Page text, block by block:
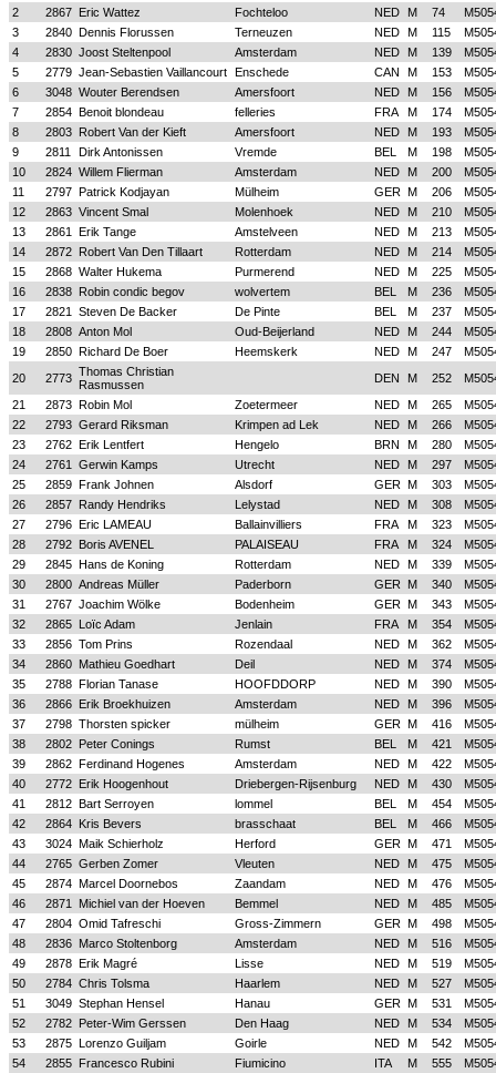
2
2867 Eric Wattez Fochteloo NED M 74
3
2840 Dennis Florussen Terneuzen NED M 115
4
2830 Joost Steltenpool Amsterdam NED M 139
5
2779 Jean-Sebastien Vaillancourt Enschede CAN M 153
6
3048 Wouter Berendsen Amersfoort NED M 156
7
2854 Benoit blondeau felleries FRA M 174
8
2803 Robert Van der Kieft Amersfoort NED M 193
9
2811 Dirk Antonissen Vremde BEL M 198
10
2824 Willem Flierman Amsterdam NED M 200
11
2797 Patrick Kodjayan Mülheim GER M 206
12
2863 Vincent Smal Molenhoek NED M 210
13
2861 Erik Tange Amstelveen NED M 213
14
2872 Robert Van Den Tillaart Rotterdam NED M 214
15
2868 Walter Hukema Purmerend NED M 225
16
2838 Robin condic begov wolvertem BEL M 236
17
2821 Steven De Backer De Pinte BEL M 237
18
2808 Anton Mol Oud-Beijerland NED M 244
19
2850 Richard De Boer Heemskerk NED M 247
20
2773 Thomas Christian
Rasmussen
DEN M 252
21
2873 Robin Mol Zoetermeer NED M 265
22
2793 Gerard Riksman Krimpen ad Lek NED M 266
23
2762 Erik Lentfert Hengelo BRN M 280
24
2761 Gerwin Kamps Utrecht NED M 297
25
2859 Frank Johnen Alsdorf GER M 303
26
2857 Randy Hendriks Lelystad NED M 308
27
2796 Eric LAMEAU Ballainvilliers FRA M 323
28
2792 Boris AVENEL PALAISEAU FRA M 324
29
2845 Hans de Koning Rotterdam NED M 339
30
2800 Andreas Müller Paderborn GER M 340
31
2767 Joachim Wölke Bodenheim GER M 343
32
2865 Loïc Adam Jenlain FRA M 354
33
2856 Tom Prins Rozendaal NED M 362
34
2860 Mathieu Goedhart Deil NED M 374
35
2788 Florian Tanase HOOFDDORP NED M 390
36
2866 Erik Broekhuizen Amsterdam NED M 396
37
2798 Thorsten spicker mülheim GER M 416
38
2802 Peter Conings Rumst BEL M 421
39
2862 Ferdinand Hogenes Amsterdam NED M 422
40
2772 Erik Hoogenhout Driebergen-Rijsenburg NED M 430
41
2812 Bart Serroyen lommel BEL M 454
42
2864 Kris Bevers brasschaat BEL M 466
43
3024 Maik Schierholz Herford GER M 471
44
2765 Gerben Zomer Vleuten NED M 475
45
2874 Marcel Doornebos Zaandam NED M 476
46
2871 Michiel van der Hoeven Bemmel NED M 485
47
2804 Omid Tafreschi Gross-Zimmern GER M 498
48
2836 Marco Stoltenborg Amsterdam NED M 516
49
2878 Erik Magré Lisse NED M 519
50
2784 Chris Tolsma Haarlem NED M 527
51
3049 Stephan Hensel Hanau GER M 531
52
2782 Peter-Wim Gerssen Den Haag NED M 534
53
2875 Lorenzo Guiljam Goirle NED M 542
54
2855 Francesco Rubini Fiumicino ITA M 555